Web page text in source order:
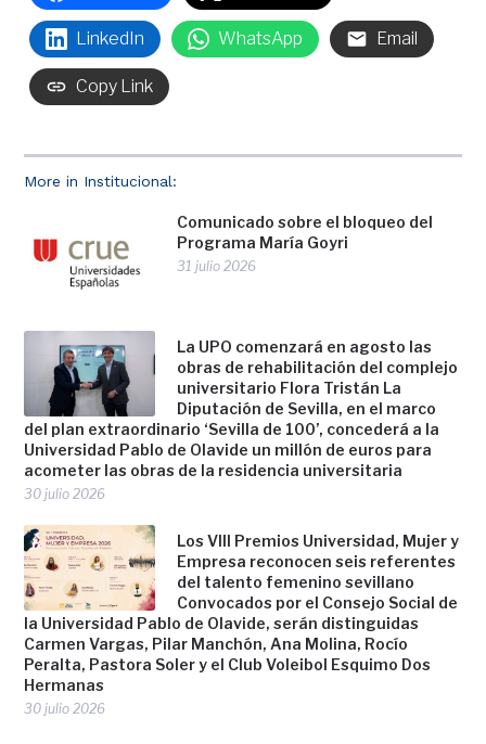
More in Institucional:
Comunicado sobre el bloqueo del
Programa María Goyri
31 julio 2026
La UPO comenzará en agosto las
obras de rehabilitación del complejo
universitario Flora Tristán La
Diputación de Sevilla, en el marco
del plan extraordinario ‘Sevilla de 100’, concederá a la
Universidad Pablo de Olavide un millón de euros para
acometer las obras de la residencia universitaria
30 julio 2026
Los VIII Premios Universidad, Mujer y
Empresa reconocen seis referentes
del talento femenino sevillano
Convocados por el Consejo Social de
la Universidad Pablo de Olavide, serán distinguidas
Carmen Vargas, Pilar Manchón, Ana Molina, Rocío
Peralta, Pastora Soler y el Club Voleibol Esquimo Dos
Hermanas
30 julio 2026
LinkedIn WhatsApp Email
Copy Link